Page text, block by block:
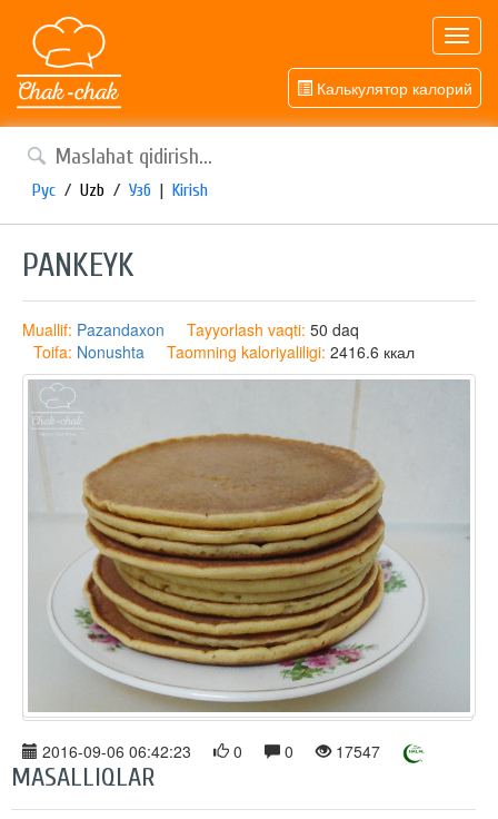
Калькулятор калорий
Рус / Uzb / Узб | Kirish
PANKEYK
Muallif: Pazandaxon Tayyorlash vaqti: 50 daq
Toifa: Nonushta Taomning kaloriyaliligi: 2416.6 ккал
2016-09-06 06:42:23 0 0 17547
MASALLIQLAR